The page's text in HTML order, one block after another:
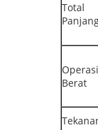
Total
Operasi
Berat